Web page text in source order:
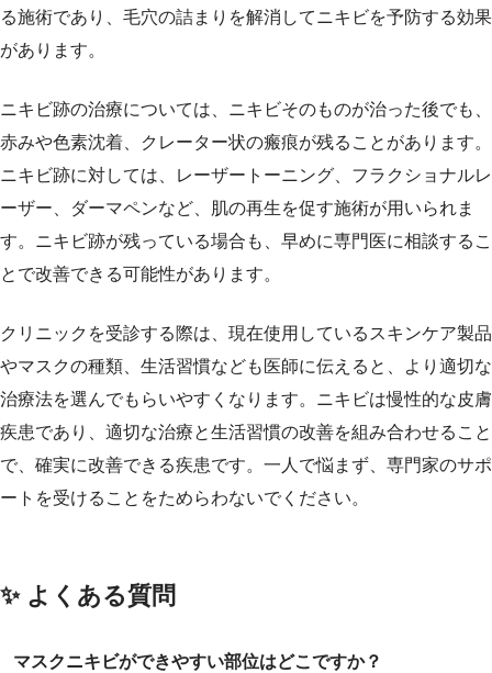
る施術であり、毛穴の詰まりを解消してニキビを予防する効果
があります。
ニキビ跡の治療については、ニキビそのものが治った後でも、
赤みや色素沈着、クレーター状の瘢痕が残ることがあります。
ニキビ跡に対しては、レーザートーニング、フラクショナルレ
ーザー、ダーマペンなど、肌の再生を促す施術が用いられま
す。ニキビ跡が残っている場合も、早めに専門医に相談するこ
とで改善できる可能性があります。
クリニックを受診する際は、現在使用しているスキンケア製品
やマスクの種類、生活習慣なども医師に伝えると、より適切な
治療法を選んでもらいやすくなります。ニキビは慢性的な皮膚
疾患であり、適切な治療と生活習慣の改善を組み合わせること
で、確実に改善できる疾患です。一人で悩まず、専門家のサポ
ートを受けることをためらわないでください。
✨ よくある質問
マスクニキビができやすい部位はどこですか？